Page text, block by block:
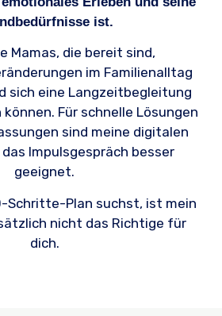
ist.
Mamas, die bereit sind,
im Familienalltag
sich eine Langzeitbegleitung
Für schnelle Lösungen
sind meine digitalen
Impulsgespräch besser
geeignet.
Schritte-Plan suchst, ist mein
nicht das Richtige für
dich.